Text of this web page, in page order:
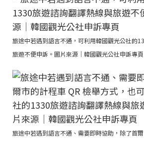
旅途中若遇到語言不通，可利用韓國觀光公社的
旅遊不便申訴。圖片來源｜韓國觀光公社申訴專頁
旅途中若遇到語言不通、需要即時協助，除了首